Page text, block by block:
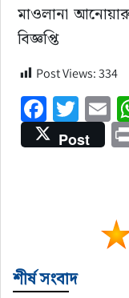
মাওলানা
বিজ্ঞপ্তি
Post Views:334
Post
শীর্ষ সংবাদ